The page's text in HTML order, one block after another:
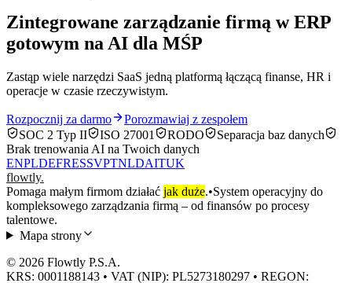
Zintegrowane zarządzanie firmą w ERP
gotowym na AI dla MŚP
Zastąp wiele narzędzi SaaS jedną platformą łączącą finanse, HR i
operacje w czasie rzeczywistym.
Rozpocznij za darmo
Porozmawiaj z zespołem
SOC 2 Typ II
ISO 27001 RODO
Separacja baz danych
Brak trenowania AI na Twoich danych
ENPLDEFRESSVPTNLDAITUK
flowtly.
Pomaga małym firmom działać jak duże.•System operacyjny do
kompleksowego zarządzania firmą – od finansów po procesy
talentowe.
Mapa strony
© 2026 Flowtly P.S.A.
KRS: 0001188143 • VAT (NIP): PL5273180297 • REGON: